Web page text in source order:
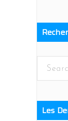
Search
Les